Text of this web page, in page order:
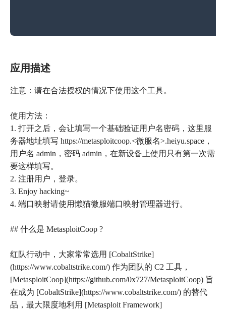
应用描述
注意：请在合法授权的情况下使用这个工具。
使用方法：
1. 打开之后，会让填写一个基础验证用户名密码，这里服
务器地址填写 https://metasploitcoop.<微服名>.heiyu.space，
用户名 admin，密码 admin，在新设备上使用只有第一次需
要这样填写。
2. 注册用户，登录。
3. Enjoy hacking~
4. 端口映射请使用懒猫微服端口映射管理器进行。
## 什么是 MetasploitCoop ?
红队行动中，大家常常选用 [CobaltStrike]
(https://www.cobaltstrike.com/) 作为团队的 C2 工具，
[MetasploitCoop](https://github.com/0x727/MetasploitCoop) 旨
在成为 [CobaltStrike](https://www.cobaltstrike.com/) 的替代
品，最大限度地利用 [Metasploit Framework]